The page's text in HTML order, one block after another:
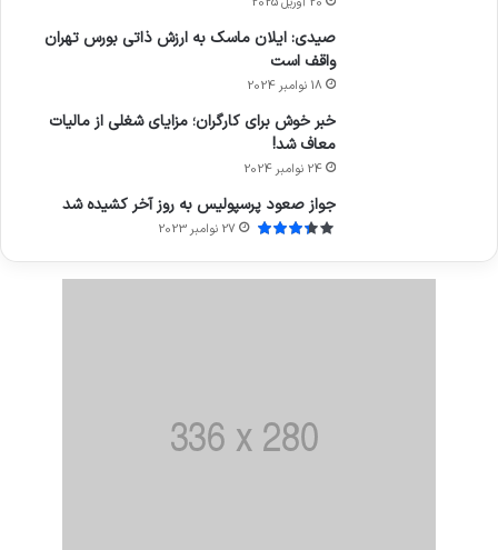
صیدی: ایلان ماسک به ارزش ذاتی بورس تهران
واقف است
18 نوامبر 2024
خبر خوش برای کارگران؛ مزایای شغلی از مالیات
معاف شد!
24 نوامبر 2024
جواز صعود پرسپولیس به روز آخر کشیده شد
27 نوامبر 2023